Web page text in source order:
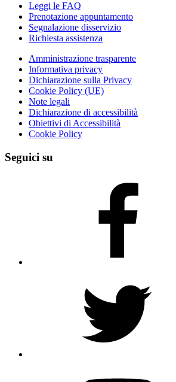
Leggi le FAQ
Prenotazione appuntamento
Segnalazione disservizio
Richiesta assistenza
Amministrazione trasparente
Informativa privacy
Dichiarazione sulla Privacy
Cookie Policy (UE)
Note legali
Dichiarazione di accessibilità
Obiettivi di Accessibilità
Cookie Policy
Seguici su